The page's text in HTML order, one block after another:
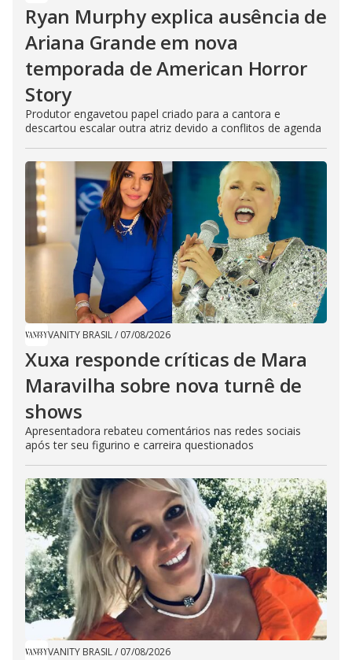
Ryan Murphy explica ausência de
Ariana Grande em nova
temporada de American Horror
Story
Produtor engavetou papel criado para a cantora e
descartou escalar outra atriz devido a conflitos de agenda
VANITY BRASIL/ 07/08/2026
Xuxa responde críticas de Mara
Maravilha sobre nova turnê de
shows
Apresentadora rebateu comentários nas redes sociais
após ter seu figurino e carreira questionados
VANITY BRASIL/ 07/08/2026